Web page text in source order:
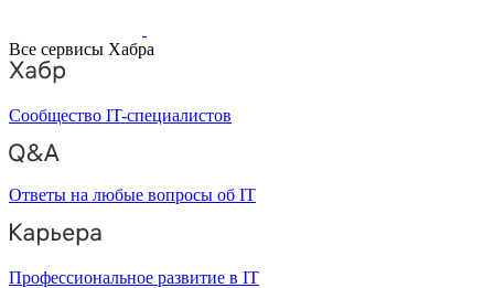
Все сервисы Хабра
Сообщество IT-специалистов
Ответы на любые вопросы об IT
Профессиональное развитие в IT